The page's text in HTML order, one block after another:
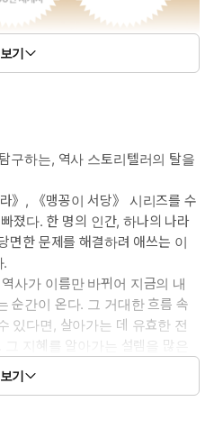
기
구하는, 역사 스토리텔러의 탈을
》, 《맹꽁이 서당》 시리즈를 수
졌다. 한 명의 인간, 하나의 나라
면한 문제를 해결하려 애쓰는 이
.
사가 이름만 바뀌어 지금의 내
순간이 온다. 그 거대한 흐름 속
있다면, 살아가는 데 유효한 전
지혜를 알아가는 설렘을 많은
텔러의 길에 들어섰다.
한 사실관계는 물론, 당시의 생생
기